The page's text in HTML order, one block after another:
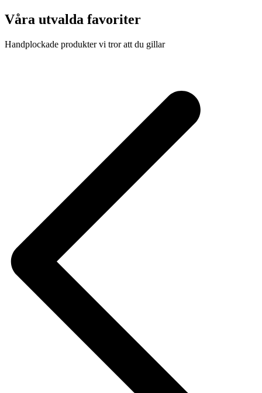
Våra utvalda favoriter
Handplockade produkter vi tror att du gillar